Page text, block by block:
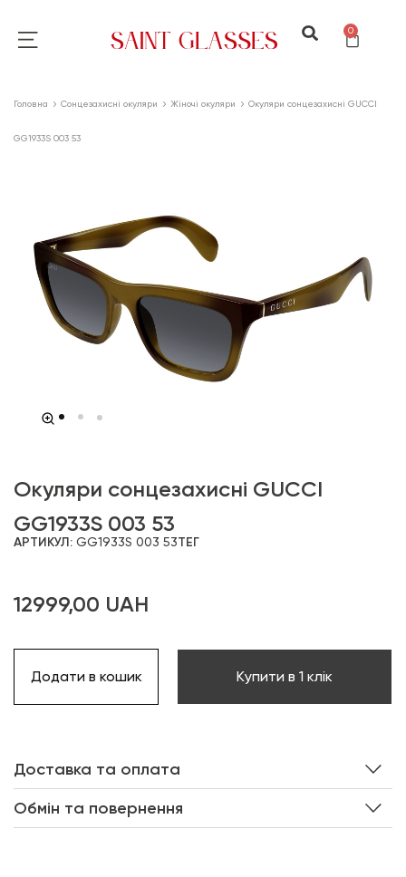
0
Головна Сонцезахисні окуляри Жіночі окуляри Окуляри сонцезахисні GUCCI
GG1933S 003 53
Окуляри сонцезахисні GUCCI
GG1933S 003 53
АРТИКУЛ: GG1933S 003 53ТЕГ
12999,00 UAH
Додати в кошик Купити в 1 клік
Доставка та оплата
Обмін та повернення